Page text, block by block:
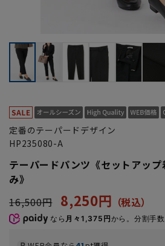
定番のテーパードデザイン
HP235080-A
テーパードパンツ《セットアッ
み》
16,500円
8,250円
なら 月々1,375円から。分割手